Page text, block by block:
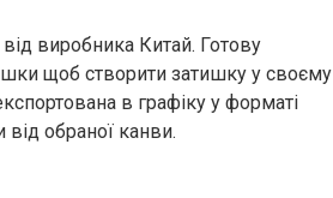
виробника Китай. Готову
щоб створити затишку у своєму
в графіку у форматі
обраної канви.